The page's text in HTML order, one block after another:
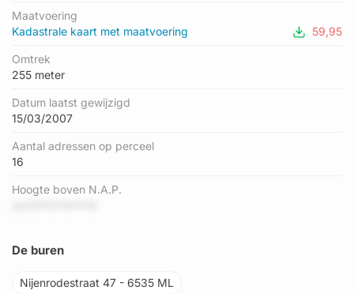
Maatvoering
Kadastrale kaart met maatvoering
59,95
Omtrek
255 meter
Datum laatst gewijzigd
15/03/2007
Aantal adressen op perceel
16
Hoogte boven N.A.P.
De buren
Nijenrodestraat 47 - 6535 ML